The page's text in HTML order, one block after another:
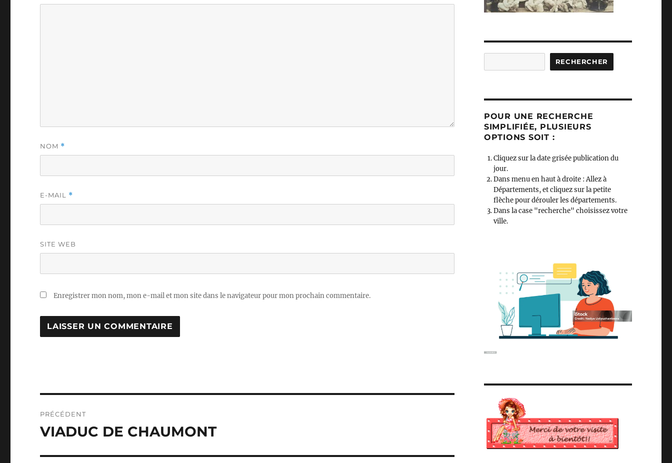
NOM *
E-MAIL *
SITE WEB
Enregistrer mon nom, mon e-mail et mon site dans le navigateur pour mon prochain commentaire.
de
PRÉCÉDENT
Publication
VIADUC DE CHAUMONT
RECHERCHER
POUR UNE RECHERCHE
SIMPLIFIÉE, PLUSIEURS
OPTIONS SOIT :
Cliquez sur la date grisée publication du
jour.
Dans menu en haut à droite : Allez à
Départements, et cliquez sur la petite
flèche pour dérouler les départements.
Dans la case "recherche" choisissez votre
ville.